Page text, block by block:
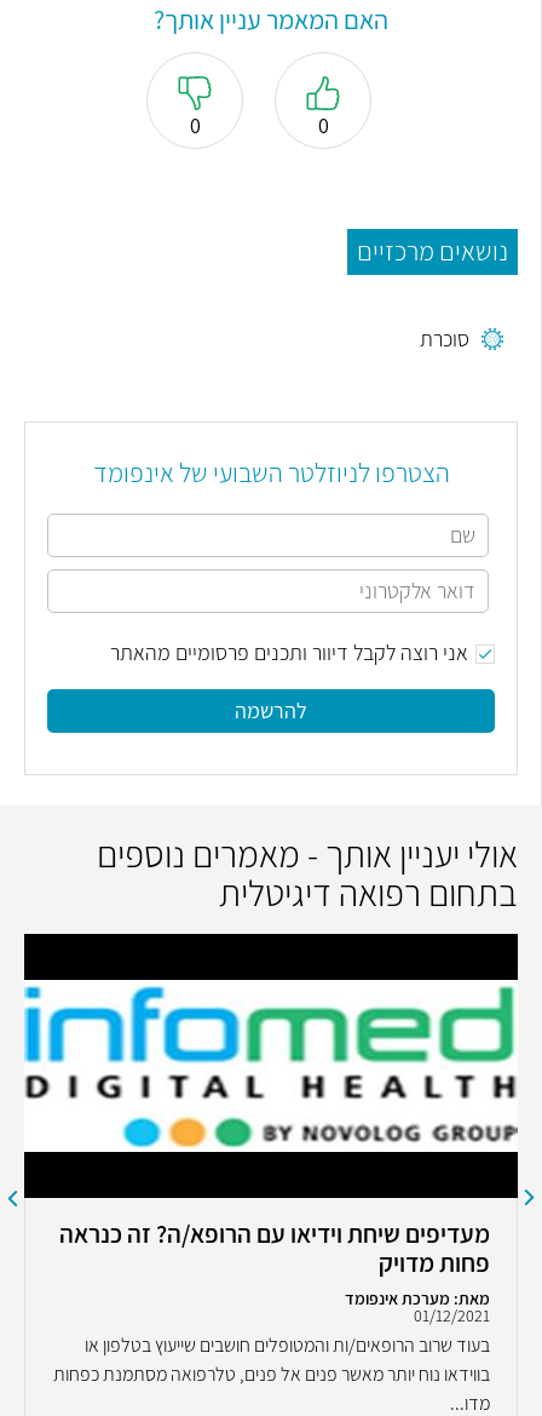
האם המאמר עניין אותך?
0
0
נושאים מרכזיים
סוכרת
הצטרפו לניוזלטר השבועי של אינפומד
אני רוצה לקבל דיוור ותכנים פרסומיים מהאתר
להרשמה
אולי יעניין אותך - מאמרים נוספים
בתחום רפואה דיגיטלית
מעדיפים שיחת וידיאו עם הרופא/ה? זה כנראה
פחות מדויק
מאת: מערכת אינפומד
01/12/2021
בעוד שרוב הרופאים/ות והמטופלים חושבים שייעוץ בטלפון או
בווידאו נוח יותר מאשר פנים אל פנים, טלרפואה מסתמנת כפחות
מדו...